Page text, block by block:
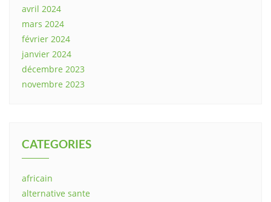
avril 2024
mars 2024
février 2024
janvier 2024
décembre 2023
novembre 2023
CATEGORIES
africain
alternative sante